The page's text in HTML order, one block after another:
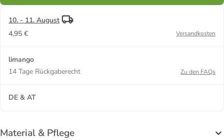
10. - 11. August
4,95 €
Versandkosten
limango
14 Tage Rückgaberecht
Zu den FAQs
DE & AT
Material & Pflege